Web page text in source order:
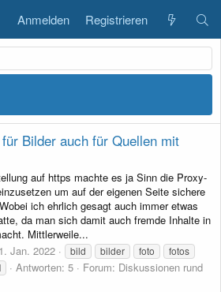
Anmelden Registrieren
Bilder auch für Quellen mit
auf https machte es ja Sinn die Proxy-
um auf der eigenen Seite sichere
ich ehrlich gesagt auch immer etwas
da man sich damit auch fremde Inhalte in
Mittlerweile...
Jan. 2022 bild bilder foto
fotos
Antworten: 5 Forum: Diskussionen rund